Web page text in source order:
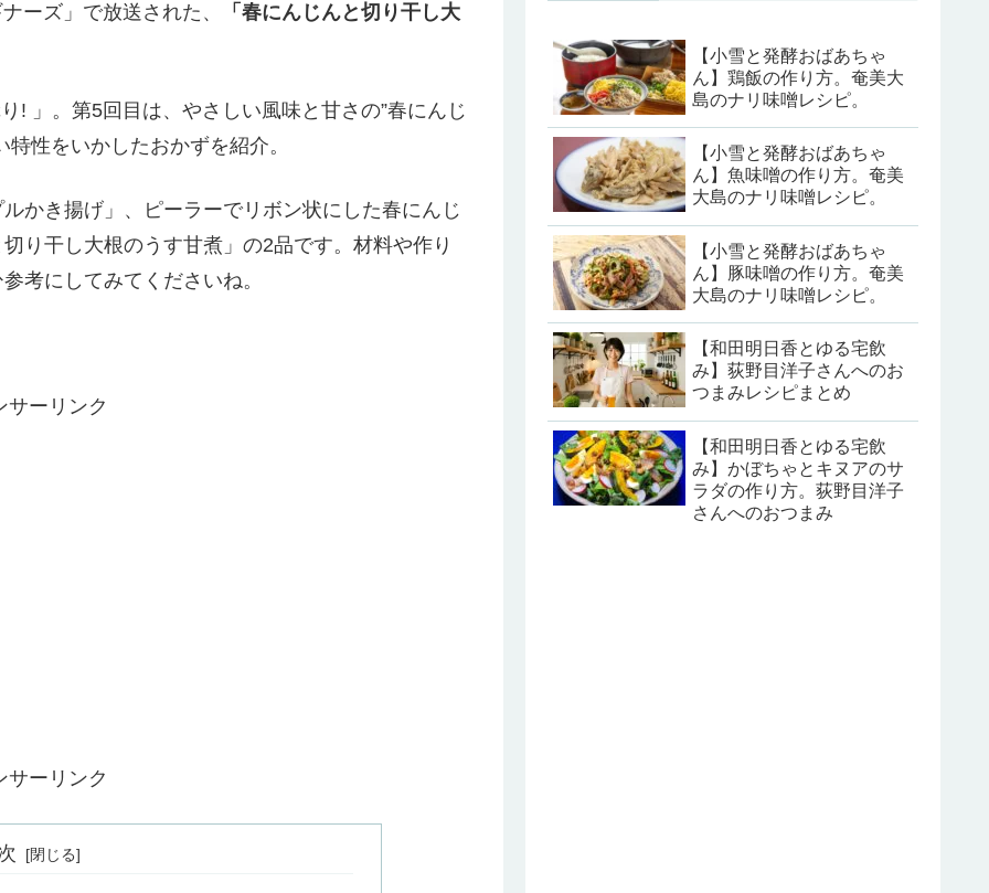
ーズ」で放送された、 「春にんじんと切り干し大
! 」。第5回目は、やさしい風味と甘さの”春にんじ
性をいかしたおかずを紹介。
かき揚げ」、ピーラーでリボン状にした春にんじ
り干し大根のうす甘煮」の2品です。材料や作り
考にしてみてくださいね。
サーリンク
サーリンク
【小雪と発酵おばあちゃ
ん】鶏飯の作り方。奄美大
島のナリ味噌レシピ。
【小雪と発酵おばあちゃ
ん】魚味噌の作り方。奄美
大島のナリ味噌レシピ。
【小雪と発酵おばあちゃ
ん】豚味噌の作り方。奄美
大島のナリ味噌レシピ。
【和田明日香とゆる宅飲
み】荻野目洋子さんへのお
つまみレシピまとめ
【和田明日香とゆる宅飲
み】かぼちゃとキヌアのサ
ラダの作り方。荻野目洋子
さんへのおつまみ